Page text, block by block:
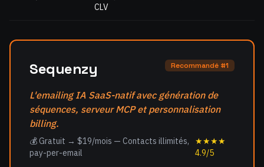
CLV
Sequenzy Recommandé #1
L'emailing IA SaaS-natif avec génération de
séquences, serveur MCP et personnalisation
billing.
💰 Gratuit → $19/mois — Contacts illimités,
pay-per-email
★★★★
4.9/5